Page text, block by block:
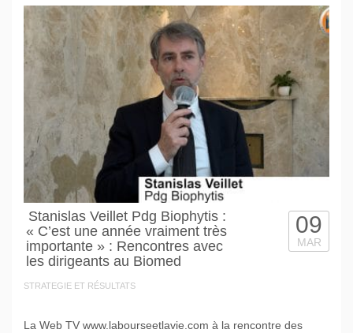
Stanislas Veillet Pdg Biophytis :
« C’est une année vraiment très
importante » : Rencontres avec
les dirigeants au Biomed
STRATEGIE ET RÉSULTATS
09
MAR
La Web TV www.labourseetlavie.com à la rencontre des